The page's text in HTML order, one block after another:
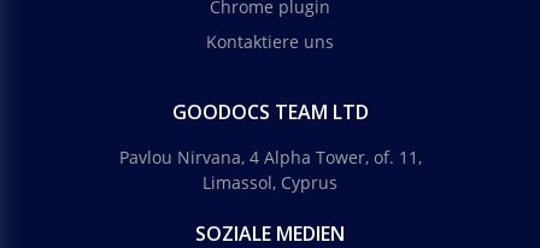
Chrome plugin
Kontaktiere uns
GOODOCS TEAM LTD
Pavlou Nirvana, 4 Alpha Tower, of. 11,
Limassol, Cyprus
SOZIALE MEDIEN